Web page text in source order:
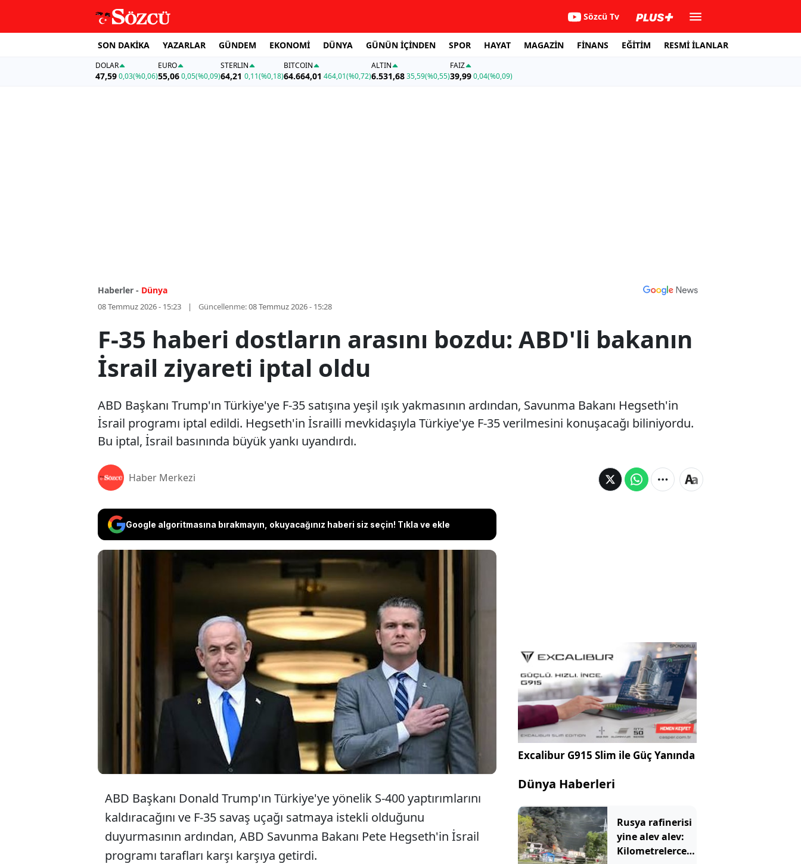
Sözcü Tv
SON DAKİKA YAZARLAR GÜNDEM EKONOMİ DÜNYA GÜNÜN İÇİNDEN SPOR HAYAT MAGAZİN FİNANS EĞİTİM RESMİ İLANLAR
DOLAR
47,590,03(%0,06)
EURO
55,06 0,05(%0,09)
STERLIN
64,21 0,11(%0,18)
BITCOIN
64.664,01 464,01(%0,72)
ALTIN
6.531,6835,59(%0,55)
FAİZ
39,990,04(%0,09)
Haberler - Dünya
08 Temmuz 2026 - 15:23 Güncellenme:08 Temmuz 2026 - 15:28
F-35 haberi dostların arasını bozdu: ABD'li bakanın
İsrail ziyareti iptal oldu
ABD Başkanı Trump'ın Türkiye'ye F-35 satışına yeşil ışık yakmasının ardından, Savunma Bakanı Hegseth'in
İsrail programı iptal edildi. Hegseth'in İsrailli mevkidaşıyla Türkiye'ye F-35 verilmesini konuşacağı biliniyordu.
Bu iptal, İsrail basınında büyük yankı uyandırdı.
Haber Merkezi
Google algoritmasına bırakmayın, okuyacağınız haberi siz seçin! Tıkla ve ekle
ABD Başkanı Trump'ın Türkiye'ye F-35 satışına yeşil ışık
yakmasının ardından, Savunma Bakanı Hegseth'in İsrail programı
iptal edildi. Hegseth'in İsrailli mevkidaşıyla Türkiye'ye F-35
verilmesini konuşacağı biliniyordu. Bu iptal, İsrail basınında büyük
yankı uyandırdı.
ABD Başkanı Donald Trump'ın Türkiye'ye yönelik S-400 yaptırımlarını
kaldıracağını ve F-35 savaş uçağı satmaya istekli olduğunu
duyurmasının ardından, ABD Savunma Bakanı Pete Hegseth'in İsrail
programı tarafları karşı karşıya getirdi.
Excalibur G915 Slim ile Güç Yanında
Dünya Haberleri
Rusya rafinerisi
yine alev alev:
Kilometrelerce